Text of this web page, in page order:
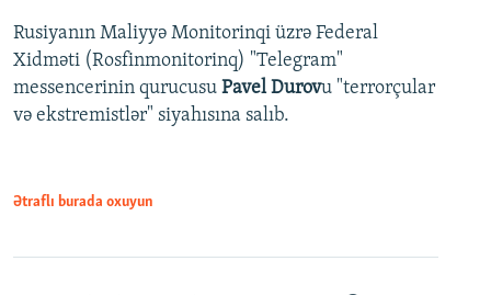
Rusiyanın Maliyyə Monitorinqi üzrə Federal
Xidməti (Rosfinmonitorinq) "Telegram"
messencerinin qurucusu Pavel Durovu "terrorçular
və ekstremistlər" siyahısına salıb.
Ətraflı burada oxuyun